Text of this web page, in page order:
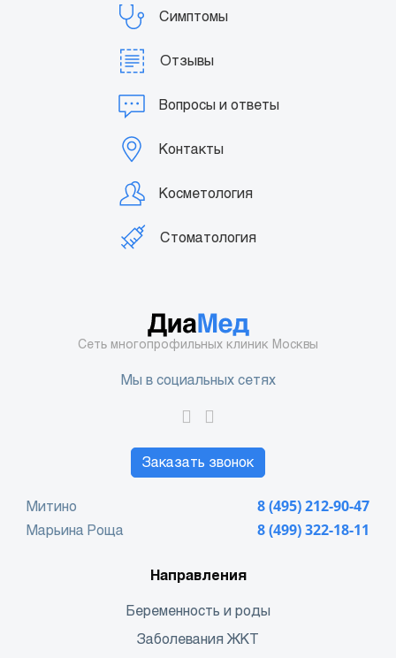
Симптомы
Отзывы
Вопросы и ответы
Контакты
Косметология
Стоматология
Сеть многопрофильных клиник Москвы
Мы в социальных сетях
Заказать звонок
8 (495) 212-90-47
Митино
8 (499) 322-18-11
Марьина Роща
Направления
Беременность и роды
Заболевания ЖКТ